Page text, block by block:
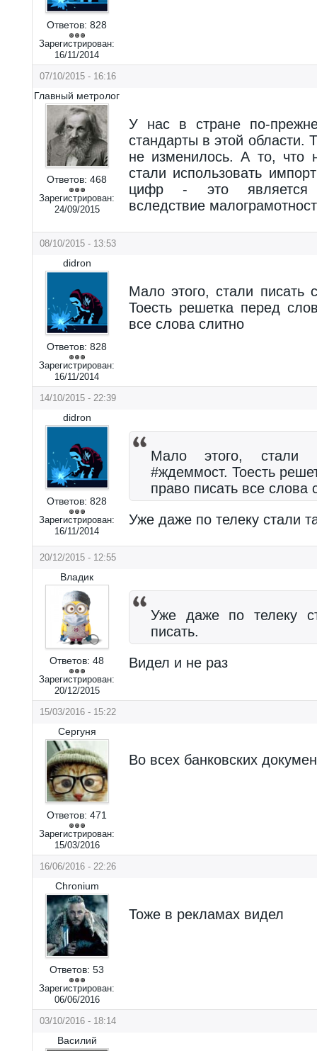
Ответов: 828
Зарегистрирован:
16/11/2014
07/10/2015 - 16:16
Главный метролог
Ответов: 468
Зарегистрирован:
24/09/2015
У нас в стране по-
стандарты в этой области.
не изменилось. А то, что
стали использовать
цифр - это является
вследствие
08/10/2015 - 13:53
didron
Ответов: 828
Зарегистрирован:
16/11/2014
Мало этого, стали писать
Тоесть решетка перед
все слова слитно
14/10/2015 - 22:39
didron
Ответов: 828
Зарегистрирован:
16/11/2014
Мало этого, стали
#ждеммост. Тоесть
право писать все слова
Уже даже по телеку стали
20/12/2015 - 12:55
Владик
Ответов: 48
Зарегистрирован:
20/12/2015
Уже даже по телеку
писать.
Видел и не раз
15/03/2016 - 15:22
Сергуня
Ответов: 471
Зарегистрирован:
15/03/2016
Во всех банковских
16/06/2016 - 22:26
Chronium
Ответов: 53
Зарегистрирован:
06/06/2016
Тоже в рекламах видел
03/10/2016 - 18:14
Василий